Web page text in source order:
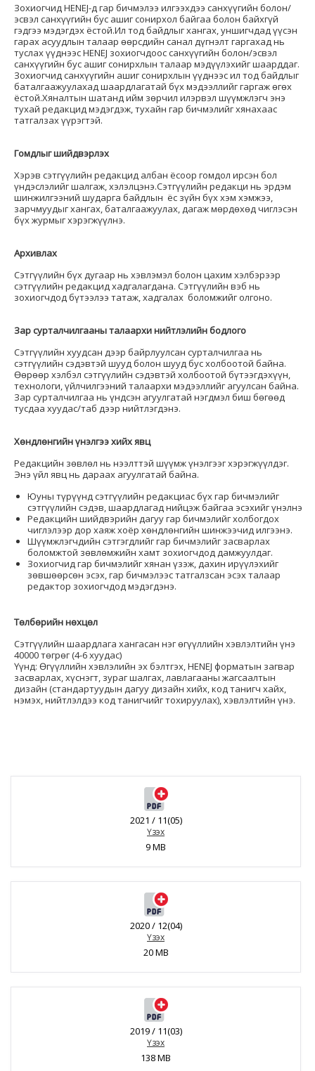
Зохиогчид HENEJ-д гар бичмэлээ илгээхдээ санхүүгийн болон/
эсвэл санхүүгийн бус ашиг сонирхол байгаа болон байхгүй
гэдгээ мэдэгдэх ёстой.Ил тод байдлыг хангах, уншигчдад үүсэн
гарах асуудлын талаар өөрсдийн санал дүгнэлт гаргахад нь
туслах үүднээс HENEJ зохиогчдоос санхүүгийн болон/эсвэл
санхүүгийн бус ашиг сонирхлын талаар мэдүүлэхийг шаарддаг.
Зохиогчид санхүүгийн ашиг сонирхлын үүднээс ил тод байдлыг
баталгаажуулахад шаардлагатай бүх мэдээллийг гаргаж өгөх
ёстой.Хяналтын шатанд ийм зөрчил илэрвэл шүүмжлэгч энэ
тухай редакцид мэдэгдэж, тухайн гар бичмэлийг хянахаас
татгалзах үүрэгтэй.
Гомдлыг шийдвэрлэх
Хэрэв сэтгүүлийн редакцид албан ёсоор гомдол ирсэн бол
үндэслэлийг шалгаж, хэлэлцэнэ.Сэтгүүлийн редакци нь эрдэм
шинжилгээний шударга байдлын ёс зүйн бүх хэм хэмжээ,
зарчмуудыг хангах, баталгаажуулах, дагаж мөрдөхөд чиглэсэн
бүх журмыг хэрэгжүүлнэ.
Архивлах
Сэтгүүлийн бүх дугаар нь хэвлэмэл болон цахим хэлбэрээр
сэтгүүлийн редакцид хадгалагдана. Сэтгүүлийн вэб нь
зохиогчдод бүтээлээ татаж, хадгалах боломжийг олгоно.
Зар сурталчилгааны талаархи нийтлэлийн бодлого
Сэтгүүлийн хуудсан дээр байрлуулсан сурталчилгаа нь
сэтгүүлийн сэдэвтэй шууд болон шууд бус холбоотой байна.
Өөрөөр хэлбэл сэтгүүлийн сэдэвтэй холбоотой бүтээгдэхүүн,
технологи, үйлчилгээний талаархи мэдээллийг агуулсан байна.
Зар сурталчилгаа нь үндсэн агуулгатай нэгдмэл биш бөгөөд
тусдаа хуудас/таб дээр нийтлэгдэнэ.
Хөндлөнгийн үнэлгээ хийх явц
Редакцийн зөвлөл нь нээлттэй шүүмж үнэлгээг хэрэгжүүлдэг.
Энэ үйл явц нь дараах агуулгатай байна.
Юуны түрүүнд сэтгүүлийн редакциас бүх гар бичмэлийг
сэтгүүлийн сэдэв, шаардлагад нийцэж байгаа эсэхийг үнэлнэ
Редакцийн шийдвэрийн дагуу гар бичмэлийг холбогдох
чиглэлээр дор хаяж хоёр хөндлөнгийн шинжээчид илгээнэ.
Шүүмжлэгчдийн сэтгэгдлийг гар бичмэлийг засварлах
боломжтой зөвлөмжийн хамт зохиогчдод дамжуулдаг.
Зохиогчид гар бичмэлийг хянан үзэж, дахин ирүүлэхийг
зөвшөөрсөн эсэх, гар бичмэлээс татгалзсан эсэх талаар
редактор зохиогчдод мэдэгдэнэ.
Төлбөрийн нөхцөл
Сэтгүүлийн шаардлага хангасан нэг өгүүллийн хэвлэлтийн үнэ
40000 төгрөг (4-6 хуудас)
Үүнд: Өгүүллийн хэвлэлийн эх бэлтгэх, HENEJ форматын загвар
засварлах, хүснэгт, зураг шалгах, лавлагааны жагсаалтын
дизайн (стандартуудын дагуу дизайн хийх, код танигч хайх,
нэмэх, нийтлэлдээ код танигчийг тохируулах), хэвлэлтийн үнэ.
2021 / 11(05)
Үзэх
9 MB
2020 / 12(04)
Үзэх
20 MB
2019 / 11(03)
Үзэх
138 MB